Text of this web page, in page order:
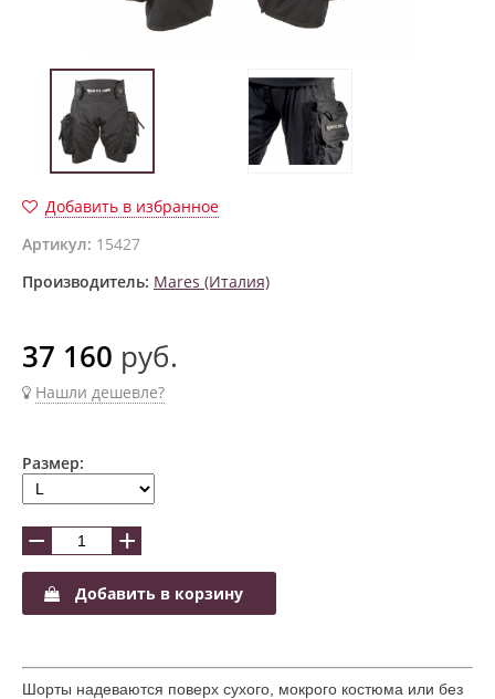
Добавить в избранное
Артикул: 15427
Производитель: Mares (Италия)
37 160 руб.
Нашли дешевле?
Размер:
− +
Добавить в корзину
Шорты надеваются поверх сухого, мокрого костюма или без